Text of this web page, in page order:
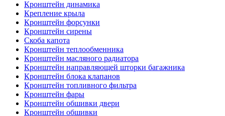
Кронштейн динамика
Крепление крыла
Кронштейн форсунки
Кронштейн сирены
Скоба капота
Кронштейн теплообменника
Кронштейн масляного радиатора
Кронштейн направляющей шторки багажника
Кронштейн блока клапанов
Кронштейн топливного фильтра
Кронштейн фары
Кронштейн обшивки двери
Кронштейн обшивки